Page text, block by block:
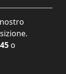
o